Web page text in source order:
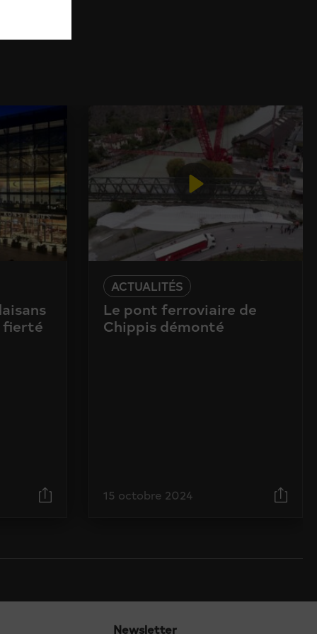
fierté
ACTUALITÉS
Le pont ferroviaire de
Chippis démonté
15 octobre 2024
Newsletter